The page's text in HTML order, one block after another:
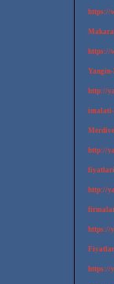
https://
https://
http://
http://
http://
https://
https://